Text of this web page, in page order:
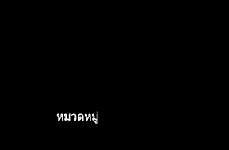
หมวดหมู่